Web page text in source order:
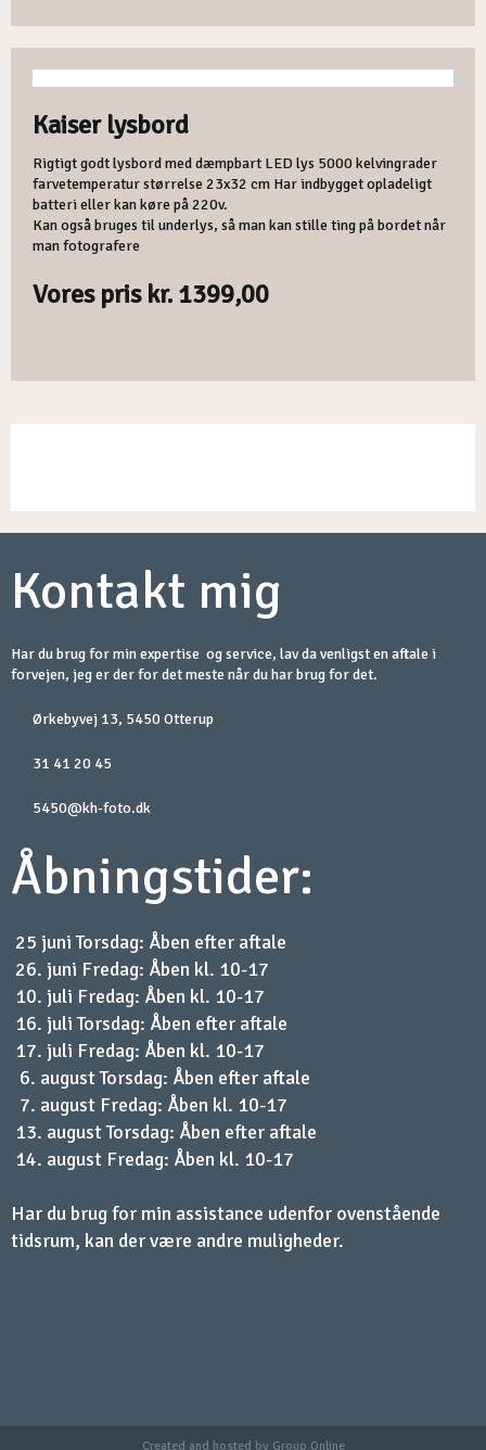
​Kaiser lysbord
Rigtigt godt lysbord med dæmpbart LED lys 5000 kelvingrader
farvetemperatur størrelse 23x32 cm Har indbygget opladeligt
batteri eller kan køre på 220v.
Kan også bruges til underlys, så man kan stille ting på bordet når
man fotografere
Vores pris kr. 1399,00
​Kontakt mig
Har du brug for min expertise og service, lav da venligst en aftale i
forvejen, jeg er der for det meste når du har brug for det.
Ørkebyvej 13, 5450 Otterup​
31 41 20 45
5450@kh-foto.dk​
​Åbningstider:​
25 juni Torsdag: Åben efter aftale
26. juni Fredag: Åben kl. 10-17
10. juli Fredag: Åben kl. 10-17
16. juli Torsdag: Åben efter aftale
17. juli Fredag: Åben kl. 10-17
6. august Torsdag: Åben efter aftale
7. august Fredag: Åben kl. 10-17
13. august Torsdag: Åben efter aftale
14. august Fredag: Åben kl. 10-17​​
Har du brug for min assistance udenfor ovenstående
tidsrum, kan der være andre muligheder.
Created and hosted by Group Online